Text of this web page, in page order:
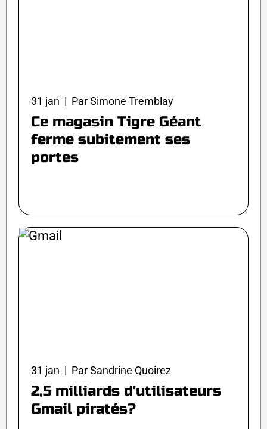
31 jan | Par Simone Tremblay
Ce magasin Tigre Géant
ferme subitement ses
portes
31 jan | Par Sandrine Quoirez
2,5 milliards d'utilisateurs
Gmail piratés?